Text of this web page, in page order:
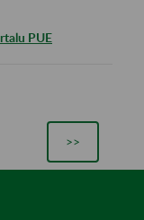
PUE
>>